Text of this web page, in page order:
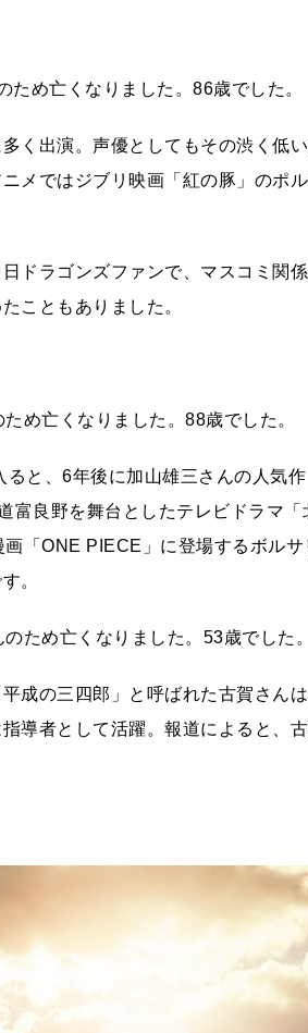
め亡くなりました。86歳でした。
く出演。声優としてもその渋く低
メではジブリ映画「紅の豚」のポ
ドラゴンズファンで、マスコミ関
こともありました。
め亡くなりました。88歳でした。
と、6年後に加山雄三さんの人気
富良野を舞台としたテレビドラマ
「ONE PIECE」に登場するボルサ
。
ため亡くなりました。53歳でした。
成の三四郎」と呼ばれた古賀さん
導者として活躍。報道によると、